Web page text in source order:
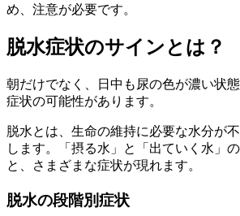
め、注意が必要です。
脱水症状のサインとは？
朝だけでなく、日中も尿の色が濃い状
症状の可能性があります。
脱水とは、生命の維持に必要な水分が
します。「摂る水」と「出ていく水」
と、さまざまな症状が現れます。
脱水の段階別症状